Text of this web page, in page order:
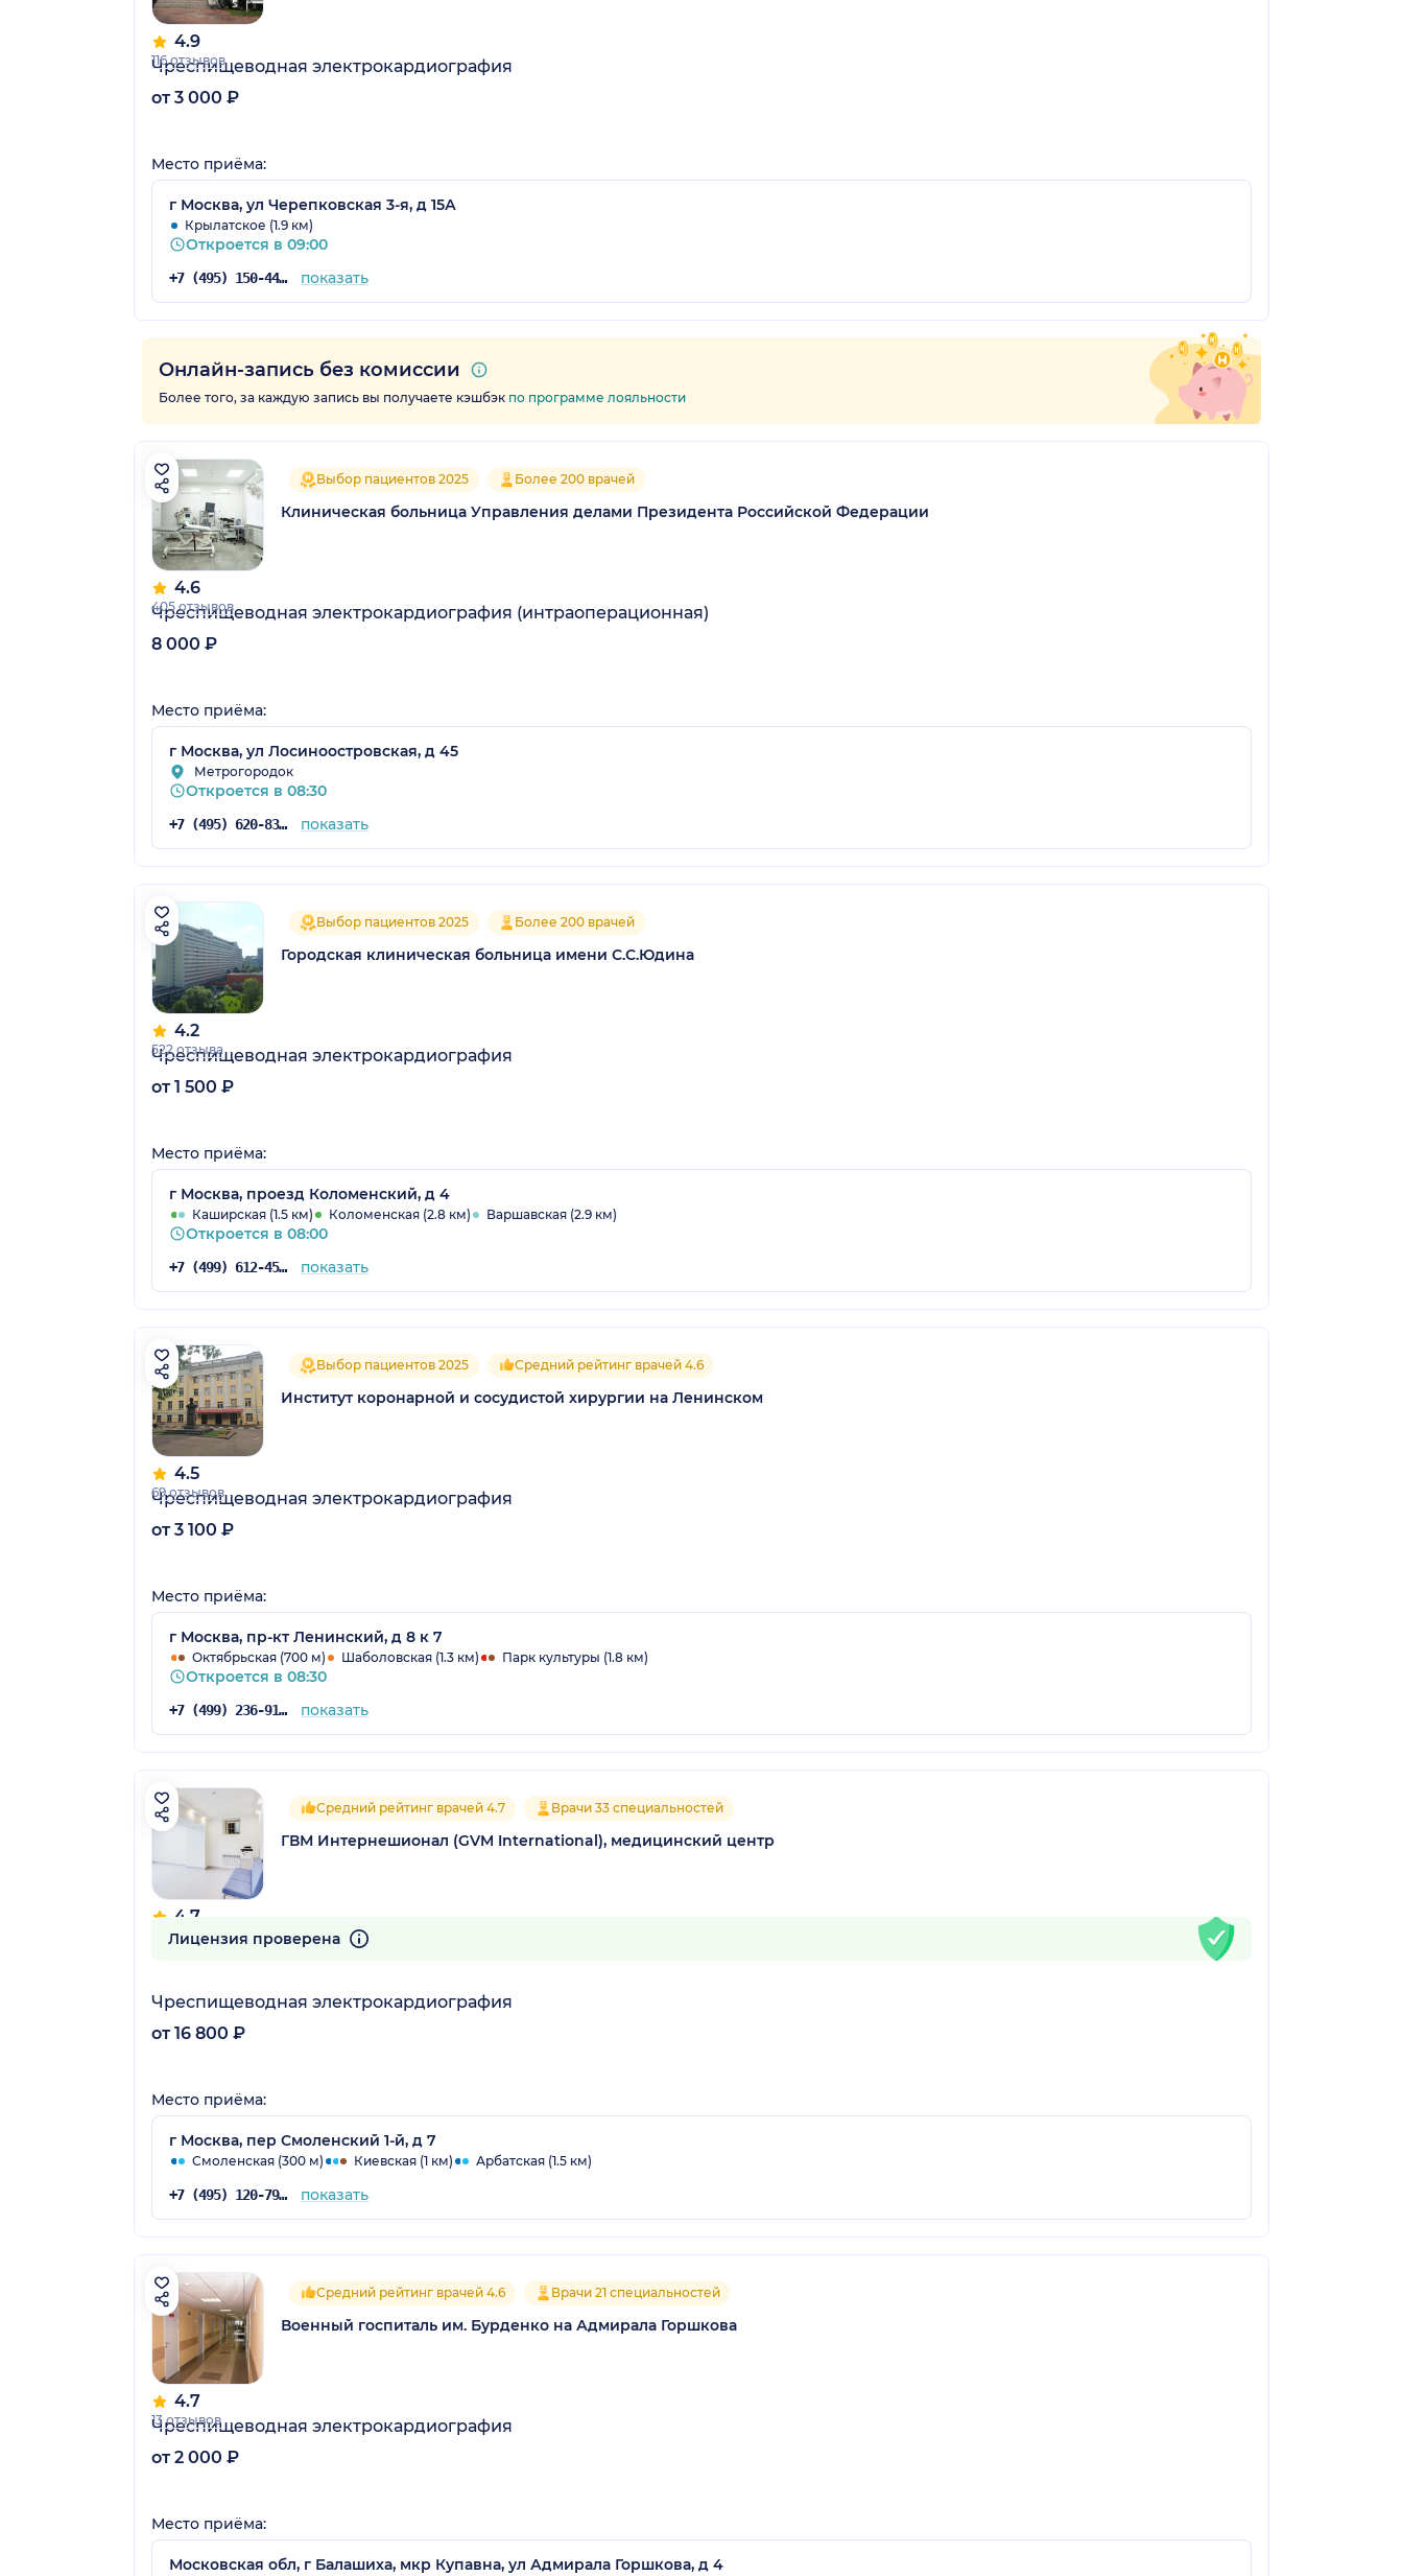
4.9
116 отзывов
Чреспищеводная электрокардиография
от 3 000 ₽
Место приёма:
г Москва, ул Черепковская 3-я, д 15А
Крылатское (1.9 км)
Откроется в 09:00
+7 (495) 150-44-19 показать
Онлайн-запись без комиссии
Более того, за каждую запись вы получаете кэшбэк по программе лояльности
4.6
405 отзывов
Выбор пациентов 2025 Более 200 врачей
Клиническая больница Управления делами Президента Российской Федерации
Чреспищеводная электрокардиография (интраоперационная)
8 000 ₽
Место приёма:
г Москва, ул Лосиноостровская, д 45
Метрогородок
Откроется в 08:30
+7 (495) 620-83-83 показать
4.2
522 отзыва
Выбор пациентов 2025 Более 200 врачей
Городская клиническая больница имени С.С.Юдина
Чреспищеводная электрокардиография
от 1 500 ₽
Место приёма:
г Москва, проезд Коломенский, д 4
Каширская (1.5 км) Коломенская (2.8 км) Варшавская (2.9 км)
Откроется в 08:00
+7 (499) 612-45-66 показать
4.5
69 отзывов
Выбор пациентов 2025 Средний рейтинг врачей 4.6
Институт коронарной и сосудистой хирургии на Ленинском
Чреспищеводная электрокардиография
от 3 100 ₽
Место приёма:
г Москва, пр-кт Ленинский, д 8 к 7
Октябрьская (700 м) Шаболовская (1.3 км) Парк культуры (1.8 км)
Откроется в 08:30
+7 (499) 236-91-96 показать
4.7
27 отзывов
Средний рейтинг врачей 4.7 Врачи 33 специальностей
ГВМ Интернешионал (GVM International), медицинский центр
Лицензия проверена
Чреспищеводная электрокардиография
от 16 800 ₽
Место приёма:
г Москва, пер Смоленский 1-й, д 7
Смоленская (300 м) Киевская (1 км) Арбатская (1.5 км)
+7 (495) 120-79-61 показать
4.7
13 отзывов
Средний рейтинг врачей 4.6 Врачи 21 специальностей
Военный госпиталь им. Бурденко на Адмирала Горшкова
Чреспищеводная электрокардиография
от 2 000 ₽
Место приёма:
Московская обл, г Балашиха, мкр Купавна, ул Адмирала Горшкова, д 4